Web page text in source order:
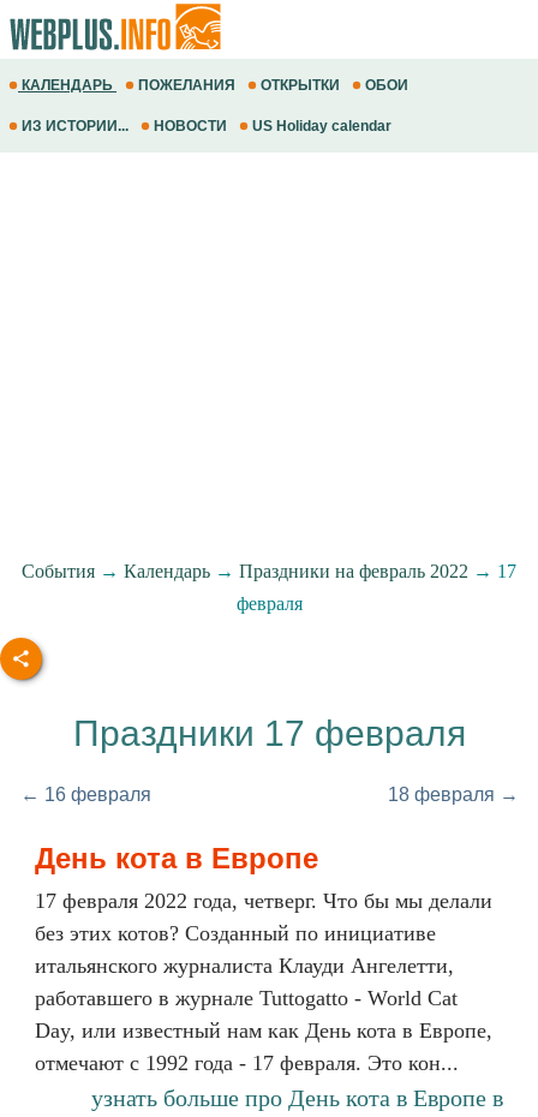
КАЛЕНДАРЬ ПОЖЕЛАНИЯ ОТКРЫТКИ ОБОИ
ИЗ ИСТОРИИ... НОВОСТИ US Holiday calendar
События → Календарь → Праздники на февраль 2022 → 17
февраля
Праздники 17 февраля
← 16 февраля 18 февраля →
День кота в Европе
17 февраля 2022 года, четверг. Что бы мы делали
без этих котов? Созданный по инициативе
итальянского журналиста Клауди Ангелетти,
работавшего в журнале Tuttogatto - World Cat
Day, или известный нам как День кота в Европе,
отмечают с 1992 года - 17 февраля. Это кон...
узнать больше про День кота в Европе в